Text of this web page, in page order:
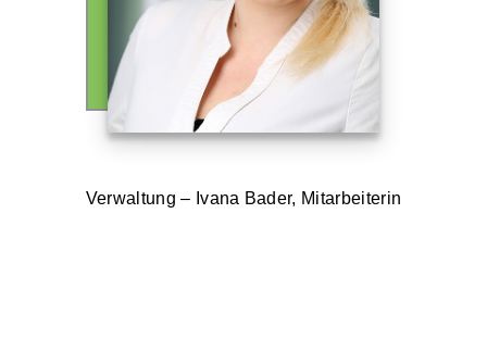
Verwaltung – Ivana Bader, Mitarbeiterin